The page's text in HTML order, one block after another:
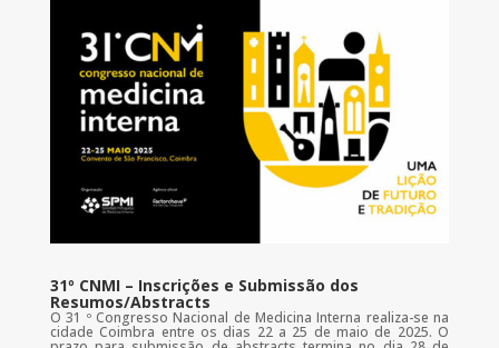
31º CNMI – Inscrições e Submissão dos
Resumos/Abstracts
O 31 º Congresso Nacional de Medicina Interna realiza-se na
cidade Coimbra entre os dias 22 a 25 de maio de 2025. O